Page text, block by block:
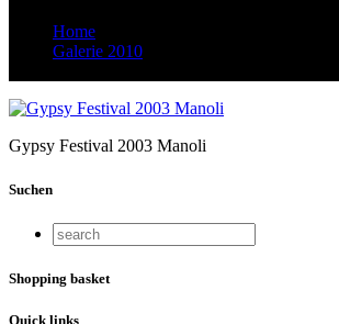
Home
Galerie 2010
Gypsy Festival 2003 Manoli
Suchen
Shopping basket
Quick links